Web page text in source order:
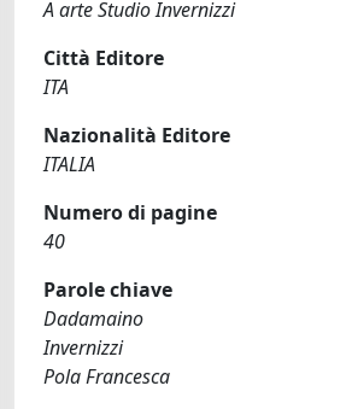
A arte Studio Invernizzi
Città Editore
ITA
Nazionalità Editore
ITALIA
Numero di pagine
40
Parole chiave
Dadamaino
Invernizzi
Pola Francesca